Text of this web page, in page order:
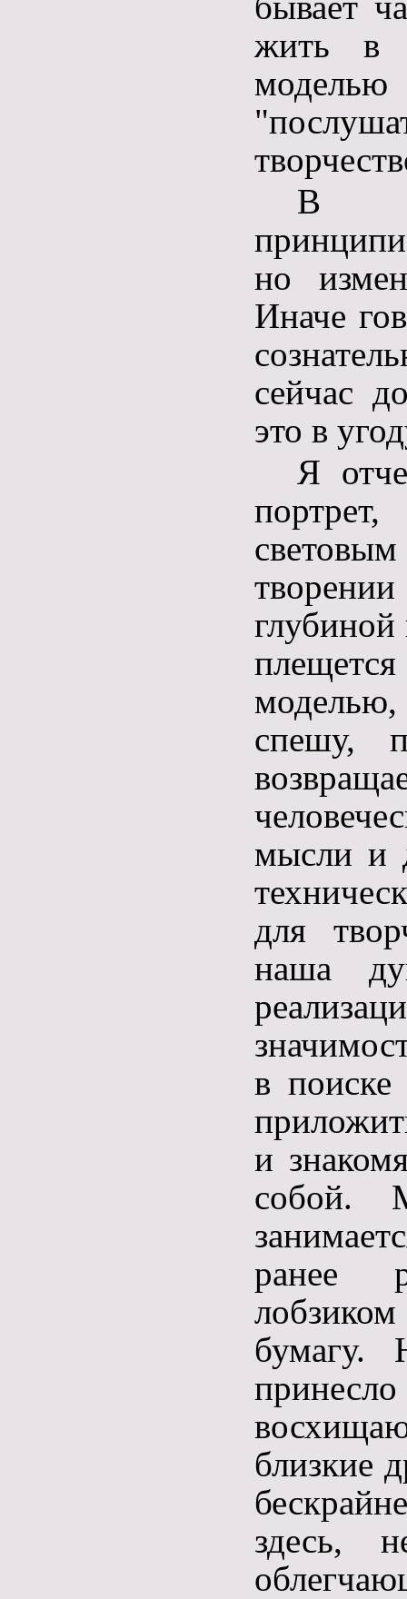
жить в
В
но
Иначе
сейчас
это в
Я
глубиной
спешу,
мысли и
для
наша
в
и
собой.
ранее
близкие
здесь,